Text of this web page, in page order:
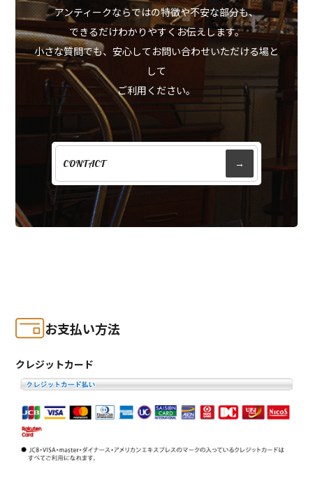
アンティークならではの特徴や不安な部分も、
できるだけわかりやすくお伝えします。
小さな質問でも、安心してお問い合わせいただける場と
して
ご利用ください。
CONTACT →
お支払い方法
クレジットカード